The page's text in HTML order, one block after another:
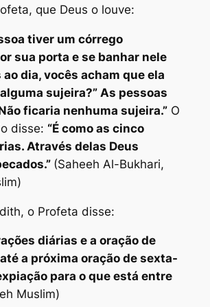
que Deus o louve:
tiver um córrego
sua porta e se banhar nele
dia, vocês acham que ela
sujeira?” As pessoas
ficaria nenhuma sujeira.”O
disse: “É como as cinco
Através delas Deus
(Saheeh Al-Bukhari,
o Profeta disse:
diárias e a oração de
a próxima oração de sexta-
para o que está entre
Muslim)